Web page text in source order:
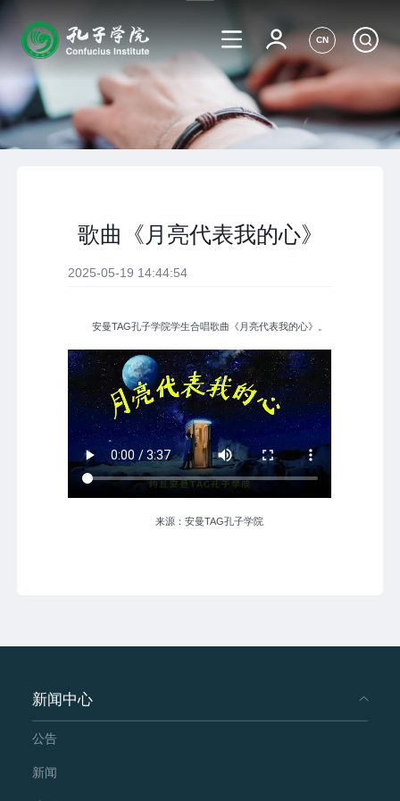
CN
歌曲《月亮代表我的心》
2025-05-19 14:44:54
安曼TAG孔子学院学生合唱歌曲《月亮代表我的心》。
来源：安曼TAG孔子学院
新闻中心
公告
新闻